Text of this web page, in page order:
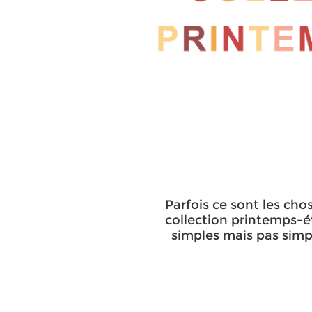
Parfois ce sont les
collection printemps-
simples mais pas